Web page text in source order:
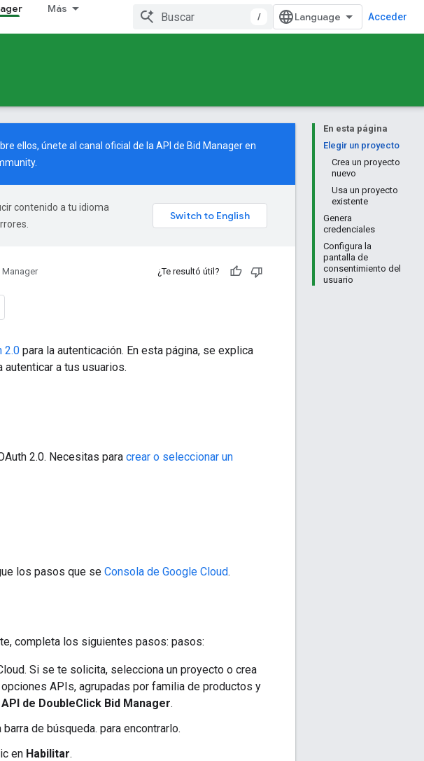
Más
/ Acceder
En esta página
Elegir un proyecto
Crea un proyecto
nuevo
Usa un proyecto
existente
Genera
credenciales
Configura la
pantalla de
consentimiento del
usuario
ellos, únete al canal oficial de la API de Bid Manager en
.
contenido a tu idioma
Manager ¿Te resultó útil?
2.0 para la autenticación. En esta página, se explica
a tus usuarios.
2.0. Necesitas para crear o seleccionar un
los pasos que se Consola de Google Cloud.
completa los siguientes pasos: pasos:
Si se te solicita, selecciona un proyecto o crea
APIs, agrupadas por familia de productos y
API de DoubleClick Bid Manager.
de búsqueda. para encontrarlo.
en Habilitar.